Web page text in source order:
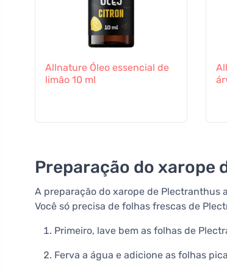
Allnature Óleo essencial de
limão 10 ml
Preparação do xarope
A preparação do xarope de Plectranthus
Você só precisa de folhas frescas de
Primeiro, lave bem as folhas de
Ferva a água e adicione as folhas